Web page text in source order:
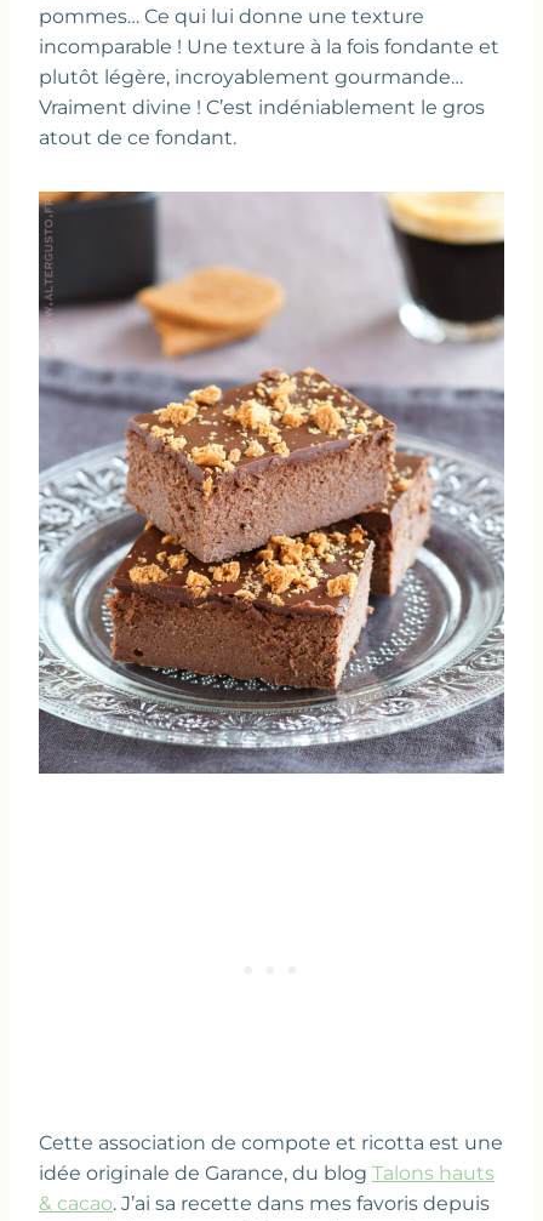
pommes… Ce qui lui donne une texture
incomparable ! Une texture à la fois fondante et
plutôt légère, incroyablement gourmande…
Vraiment divine ! C’est indéniablement le gros
atout de ce fondant.
Cette association de compote et ricotta est une
idée originale de Garance, du blog Talons hauts
& cacao. J’ai sa recette dans mes favoris depuis